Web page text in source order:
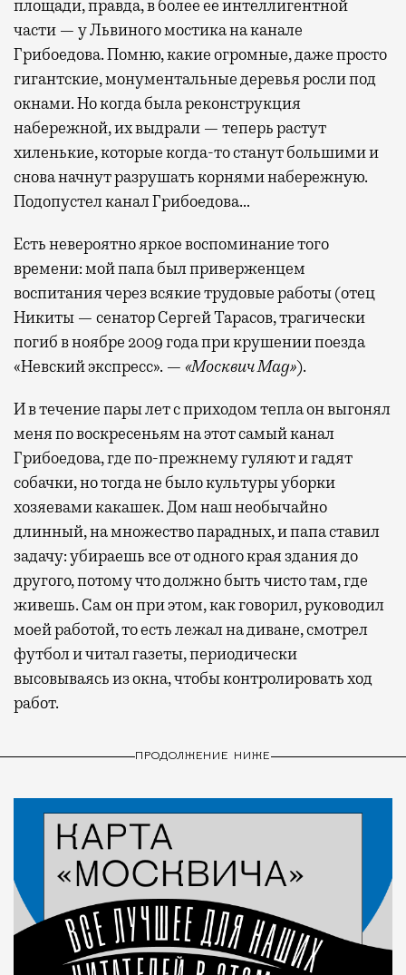
площади, правда, в более ее интеллигентной
части — у Львиного мостика на канале
Грибоедова. Помню, какие огромные, даже просто
гигантские, монументальные деревья росли под
окнами. Но когда была реконструкция
набережной, их выдрали — теперь растут
хиленькие, которые когда-то станут большими и
снова начнут разрушать корнями набережную.
Подопустел канал Грибоедова…
Есть невероятно яркое воспоминание того
времени: мой папа был приверженцем
воспитания через всякие трудовые работы (отец
Никиты — сенатор Сергей Тарасов, трагически
погиб в ноябре 2009 года при крушении поезда
«Невский экспресс». — «Москвич Mag»).
И в течение пары лет с приходом тепла он выгонял
меня по воскресеньям на этот самый канал
Грибоедова, где по-прежнему гуляют и гадят
собачки, но тогда не было культуры уборки
хозяевами какашек. Дом наш необычайно
длинный, на множество парадных, и папа ставил
задачу: убираешь все от одного края здания до
другого, потому что должно быть чисто там, где
живешь. Сам он при этом, как говорил, руководил
моей работой, то есть лежал на диване, смотрел
футбол и читал газеты, периодически
высовываясь из окна, чтобы контролировать ход
работ.
ПРОДОЛЖЕНИЕ НИЖЕ